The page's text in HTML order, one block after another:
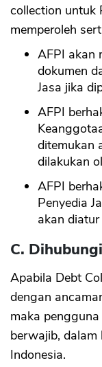
collection untuk
memperoleh
AFPI akan
dokumen
Jasa jika
AFPI
ditemukan
dilakukan
AFPI
Penyedia
akan
C.
Apabila Debt
dengan
maka
berwajib, dalam
Indonesia.